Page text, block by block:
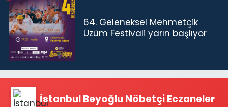
64. Geleneksel Mehmetçik
Üzüm Festivali yarın başlıyor
İstanbul Beyoğlu Nöbetçi Eczaneler